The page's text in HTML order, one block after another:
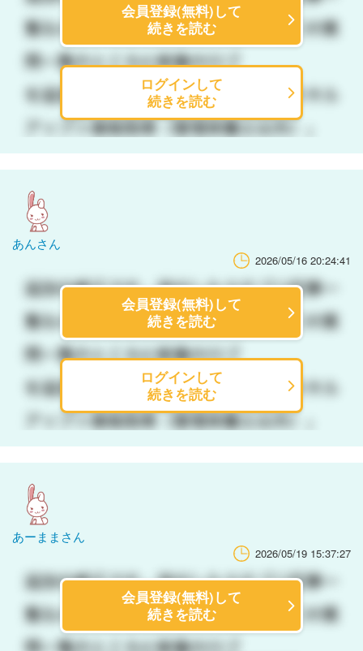
会員登録(無料)して
続きを読む
ログインして
続きを読む
あんさん
2026/05/16 20:24:41
会員登録(無料)して
続きを読む
ログインして
続きを読む
あーままさん
2026/05/19 15:37:27
会員登録(無料)して
続きを読む